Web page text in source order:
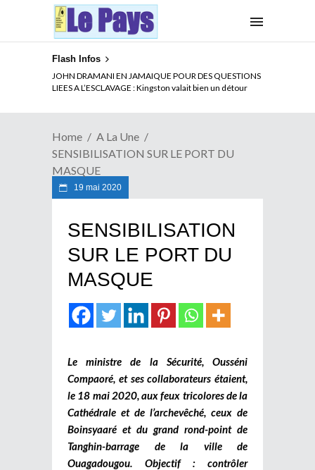
Flash Infos
JOHN DRAMANI EN JAMAIQUE POUR DES QUESTIONS
LIEES A L’ESCLAVAGE : Kingston valait bien un détour
ELECTION DE TALON A LA TETE DU SENAT BENINOIS :
Quand Patrice quitte le pouvoir sans partir !
Home
A La Une
SENSIBILISATION SUR LE PORT DU
MASQUE
19 mai 2020
SENSIBILISATION
SUR LE PORT DU
MASQUE
Le ministre de la Sécurité, Ousséni
Compaoré, et ses collaborateurs étaient,
le 18 mai 2020, aux feux tricolores de la
Cathédrale et de l’archevêché, ceux de
Boinsyaaré et du grand rond-point de
Tanghin-barrage de la ville de
Ouagadougou. Objectif : contrôler